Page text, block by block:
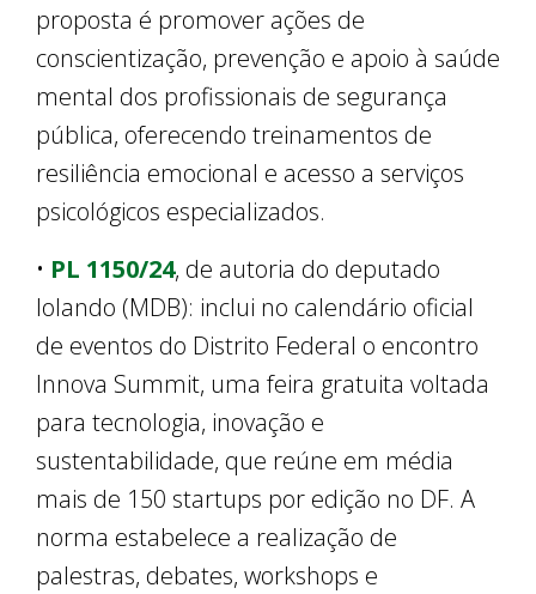
proposta é promover ações de
conscientização, prevenção e apoio à saúde
mental dos profissionais de segurança
pública, oferecendo treinamentos de
resiliência emocional e acesso a serviços
psicológicos especializados.
• PL 1150/24, de autoria do deputado
Iolando (MDB): inclui no calendário oficial
de eventos do Distrito Federal o encontro
Innova Summit, uma feira gratuita voltada
para tecnologia, inovação e
sustentabilidade, que reúne em média
mais de 150 startups por edição no DF. A
norma estabelece a realização de
palestras, debates, workshops e